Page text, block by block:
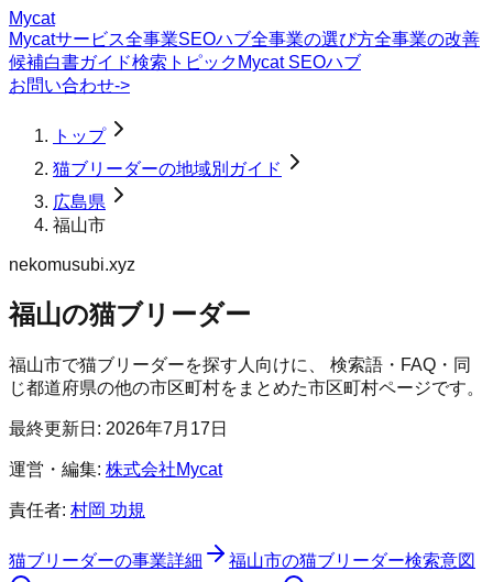
Mycat
Mycatサービス全事業SEOハブ全事業の選び方全事業の改善
候補白書ガイド検索トピック Mycat SEOハブ
お問い合わせ->
トップ
猫ブリーダーの地域別ガイド
広島県
福山市
nekomusubi.xyz
福山の猫ブリーダー
福山市で猫ブリーダーを探す人向けに、 検索語・FAQ・同
じ都道府県の他の市区町村をまとめた市区町村ページです。
最終更新日: 2026年7月17日
運営・編集: 株式会社Mycat
責任者: 村岡 功規
猫ブリーダーの事業詳細 福山市の猫ブリーダー検索意図